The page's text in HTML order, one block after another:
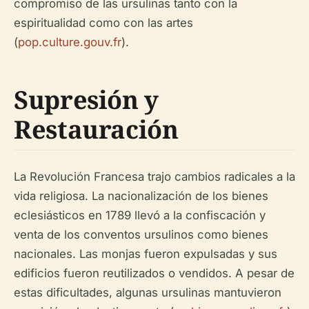
compromiso de las ursulinas tanto con la
espiritualidad como con las artes
(pop.culture.gouv.fr).
Supresión y
Restauración
La Revolución Francesa trajo cambios radicales a la
vida religiosa. La nacionalización de los bienes
eclesiásticos en 1789 llevó a la confiscación y
venta de los conventos ursulinos como bienes
nacionales. Las monjas fueron expulsadas y sus
edificios fueron reutilizados o vendidos. A pesar de
estas dificultades, algunas ursulinas mantuvieron